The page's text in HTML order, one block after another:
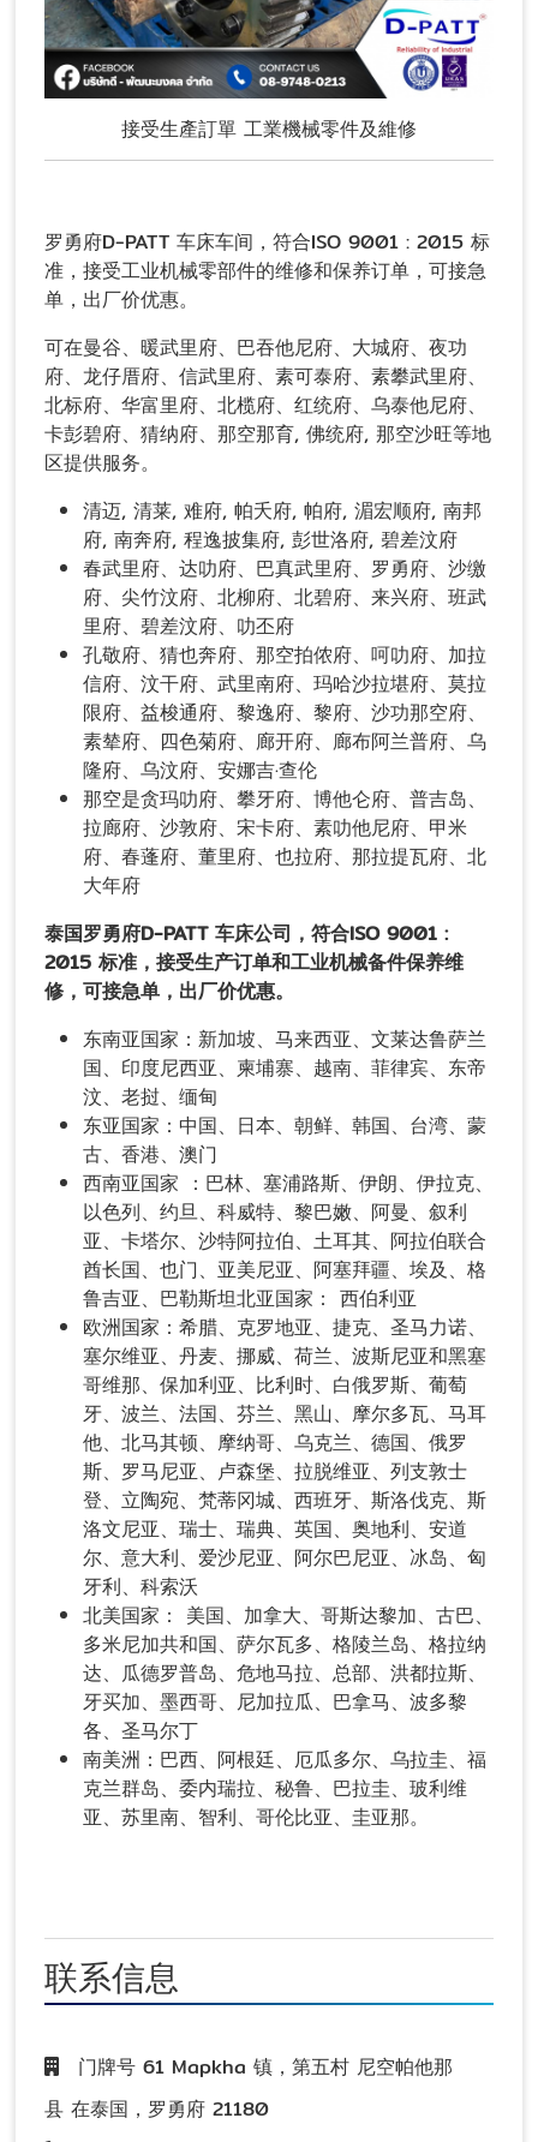
接受生產訂單 工業機械零件及維修
罗勇府D-PATT 车床车间，符合ISO 9001 : 2015 标
准，接受工业机械零部件的维修和保养订单，可接急
单，出厂价优惠。
可在曼谷、暖武里府、巴吞他尼府、大城府、夜功
府、龙仔厝府、信武里府、素可泰府、素攀武里府、
北标府、华富里府、北榄府、红统府、乌泰他尼府、
卡彭碧府、猜纳府、那空那育, 佛统府, 那空沙旺等地
区提供服务。
清迈, 清莱, 难府, 帕夭府, 帕府, 湄宏顺府, 南邦
府, 南奔府, 程逸披集府, 彭世洛府, 碧差汶府
春武里府、达叻府、巴真武里府、罗勇府、沙缴
府、尖竹汶府、北柳府、北碧府、来兴府、班武
里府、碧差汶府、叻丕府
孔敬府、猜也奔府、那空拍侬府、呵叻府、加拉
信府、汶干府、武里南府、玛哈沙拉堪府、莫拉
限府、益梭通府、黎逸府、黎府、沙功那空府、
素辇府、四色菊府、廊开府、廊布阿兰普府、乌
隆府、乌汶府、安娜吉·查伦
那空是贪玛叻府、攀牙府、博他仑府、普吉岛、
拉廊府、沙敦府、宋卡府、素叻他尼府、甲米
府、春蓬府、董里府、也拉府、那拉提瓦府、北
大年府
泰国罗勇府D-PATT 车床公司，符合ISO 9001 :
2015 标准，接受生产订单和工业机械备件保养维
修，可接急单，出厂价优惠。
东南亚国家：新加坡、马来西亚、文莱达鲁萨兰
国、印度尼西亚、柬埔寨、越南、菲律宾、东帝
汶、老挝、缅甸
东亚国家：中国、日本、朝鲜、韩国、台湾、蒙
古、香港、澳门
西南亚国家 ：巴林、塞浦路斯、伊朗、伊拉克、
以色列、约旦、科威特、黎巴嫩、阿曼、叙利
亚、卡塔尔、沙特阿拉伯、土耳其、阿拉伯联合
酋长国、也门、亚美尼亚、阿塞拜疆、埃及、格
鲁吉亚、巴勒斯坦北亚国家： 西伯利亚
欧洲国家：希腊、克罗地亚、捷克、圣马力诺、
塞尔维亚、丹麦、挪威、荷兰、波斯尼亚和黑塞
哥维那、保加利亚、比利时、白俄罗斯、葡萄
牙、波兰、法国、芬兰、黑山、摩尔多瓦、马耳
他、北马其顿、摩纳哥、乌克兰、德国、俄罗
斯、罗马尼亚、卢森堡、拉脱维亚、列支敦士
登、立陶宛、梵蒂冈城、西班牙、斯洛伐克、斯
洛文尼亚、瑞士、瑞典、英国、奥地利、安道
尔、意大利、爱沙尼亚、阿尔巴尼亚、冰岛、匈
牙利、科索沃
北美国家： 美国、加拿大、哥斯达黎加、古巴、
多米尼加共和国、萨尔瓦多、格陵兰岛、格拉纳
达、瓜德罗普岛、危地马拉、总部、洪都拉斯、
牙买加、墨西哥、尼加拉瓜、巴拿马、波多黎
各、圣马尔丁
南美洲：巴西、阿根廷、厄瓜多尔、乌拉圭、福
克兰群岛、委内瑞拉、秘鲁、巴拉圭、玻利维
亚、苏里南、智利、哥伦比亚、圭亚那。
联系信息
⻔牌号 61 Mapkha 镇，第五村 尼空帕他那
县 在泰国，罗勇府 21180